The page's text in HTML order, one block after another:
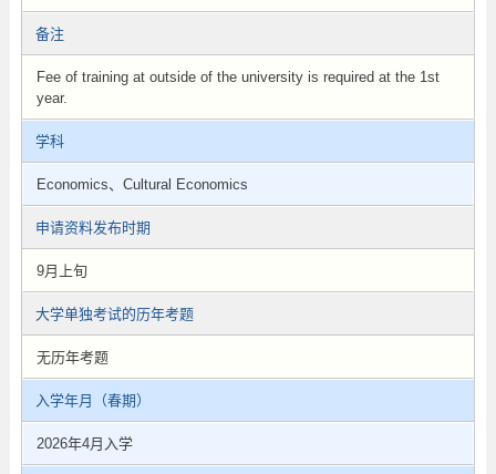
备注
Fee of training at outside of the university is required at the 1st
year.
学科
Economics、Cultural Economics
申请资料发布时期
9月上旬
大学单独考试的历年考题
无历年考题
入学年月（春期）
2026年4月入学